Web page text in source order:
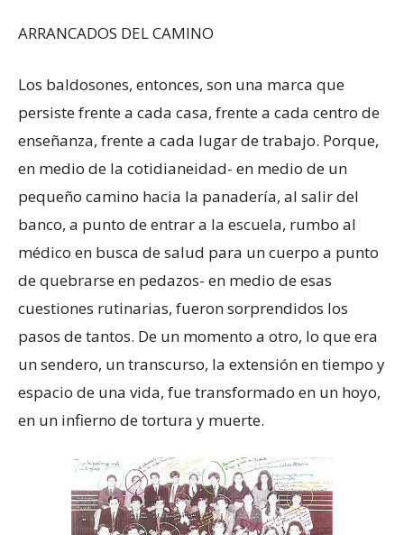
ARRANCADOS DEL CAMINO
Los baldosones, entonces, son una marca que
persiste frente a cada casa, frente a cada centro de
enseñanza, frente a cada lugar de trabajo. Porque,
en medio de la cotidianeidad- en medio de un
pequeño camino hacia la panadería, al salir del
banco, a punto de entrar a la escuela, rumbo al
médico en busca de salud para un cuerpo a punto
de quebrarse en pedazos- en medio de esas
cuestiones rutinarias, fueron sorprendidos los
pasos de tantos. De un momento a otro, lo que era
un sendero, un transcurso, la extensión en tiempo y
espacio de una vida, fue transformado en un hoyo,
en un infierno de tortura y muerte.